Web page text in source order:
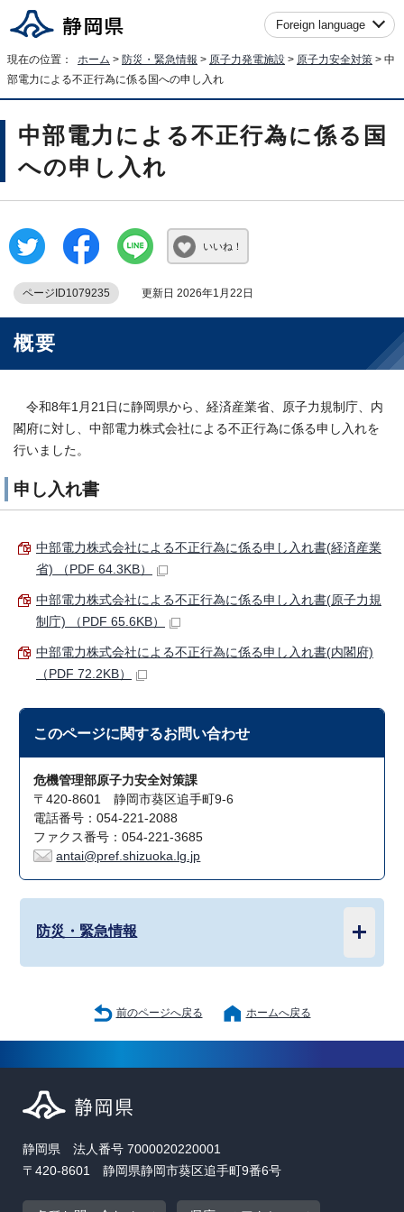
Foreign language
現在の位置： ホーム > 防災・緊急情報 > 原子力発電施設 > 原子力安全対策 > 中
部電力による不正行為に係る国への申し入れ
中部電力による不正行為に係る国
への申し入れ
いいね！
ページID1079235 更新日 2026年1月22日
概要
令和8年1月21日に静岡県から、経済産業省、原子力規制庁、内
閣府に対し、中部電力株式会社による不正行為に係る申し入れを
行いました。
申し入れ書
中部電力株式会社による不正行為に係る申し入れ書(経済産業
省) （PDF 64.3KB）
中部電力株式会社による不正行為に係る申し入れ書(原子力規
制庁) （PDF 65.6KB）
中部電力株式会社による不正行為に係る申し入れ書(内閣府)
（PDF 72.2KB）
このページに関するお問い合わせ
危機管理部原子力安全対策課
〒420-8601 静岡市葵区追手町9-6
電話番号：054-221-2088
ファクス番号：054-221-3685
antai@pref.shizuoka.lg.jp
防災・緊急情報
前のページへ戻る ホームへ戻る
静岡県 法人番号 7000020220001
〒420-8601 静岡県静岡市葵区追手町9番6号